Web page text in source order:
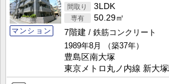
マンション
3LDK
50.29㎡
7階建
鉄筋コンクリート
1989年8月
（築37年）
豊島区南大塚
東京メトロ丸ノ内線 新大